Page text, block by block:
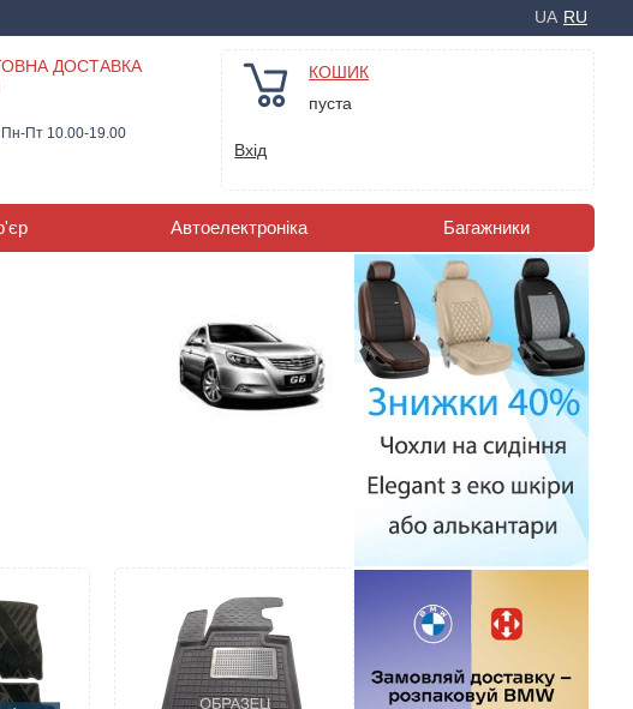
UA RU
ДОСТАВКА
Пт 10.00-19.00
КОШИК
пуста
Вхід
Автоелектроніка Багажники